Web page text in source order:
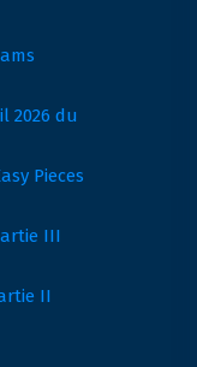
2026 du
Pieces
III
II